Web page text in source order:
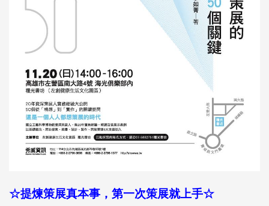
☆提煉策展真本事，第一次策展就上手☆